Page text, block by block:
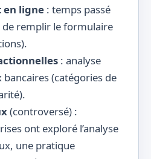
en ligne : temps passé
de remplir le formulaire
: analyse
bancaires (catégories de
(controversé) :
ont exploré l’analyse
une pratique